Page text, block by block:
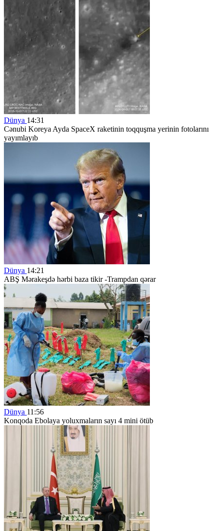
Dünya 14:31
Cənubi Koreya Ayda SpaceX raketinin toqquşma yerinin fotolarını
yayımlayıb
Dünya 14:21
ABŞ Mərakeşdə hərbi baza tikir -Trampdan qərar
Dünya 11:56
Konqoda Ebolaya yoluxmaların sayı 4 mini ötüb